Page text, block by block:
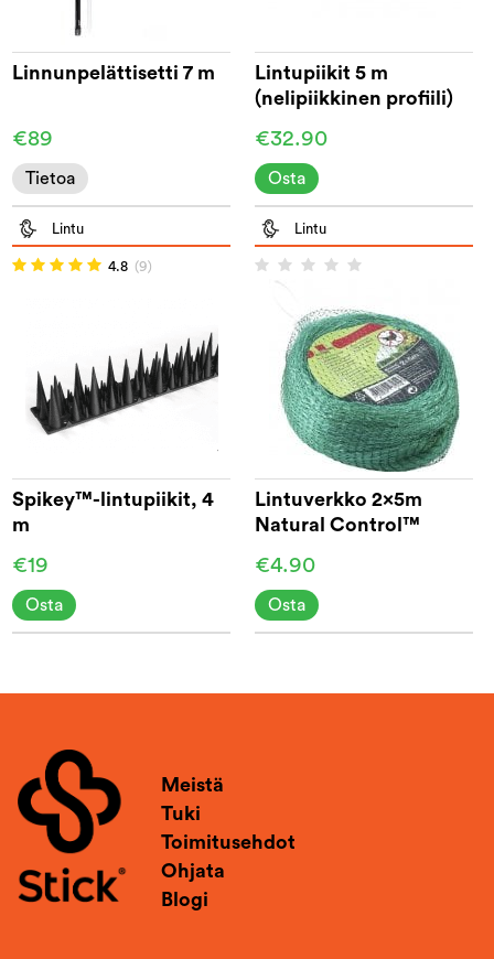
Linnunpelättisetti 7 m
€89
Tietoa
Lintupiikit 5 m
(nelipiikkinen profiili)
€32.90
Osta
Lintu
4.8 (9)
Spikey™-lintupiikit, 4
m
€19
Osta
Lintu
Lintuverkko 2x5m
Natural Control™
€4.90
Osta
Meistä
Tuki
Toimitusehdot
Ohjata
Blogi